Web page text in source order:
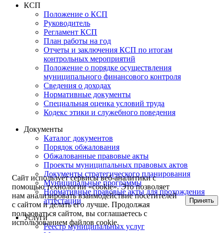
КСП
Положение о КСП
Руководитель
Регламент КСП
План работы на год
Отчеты и заключения КСП по итогам
контрольных мероприятий
Положение о порядке осуществления
муниципального финансового контроля
Сведения о доходах
Нормативные документы
Специальная оценка условий труда
Кодекс этики и служебного поведения
Документы
Каталог документов
Порядок обжалования
Обжалованные правовые акты
Проекты муниципальных правовых актов
Документы стратегического планирования
Муниципальные программы
Нормативные правовые акты для прохождения
аттестации
Услуги
Реестр муниципальных услуг
Сайт использует сервисы веб-аналитики с
помощью технологии «cookie». Это позволяет
нам анализировать взаимодействие посетителей
с сайтом и делать его лучше. Продолжая
пользоваться сайтом, вы соглашаетесь с
использованием файлов cookie.
Принять